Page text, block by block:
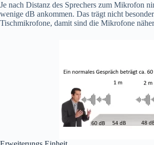
Je nach Distanz des Sprechers zum Mikrofon
wenige dB ankommen. Das trägt nicht
Tischmikrofone, damit sind die Mikrofone